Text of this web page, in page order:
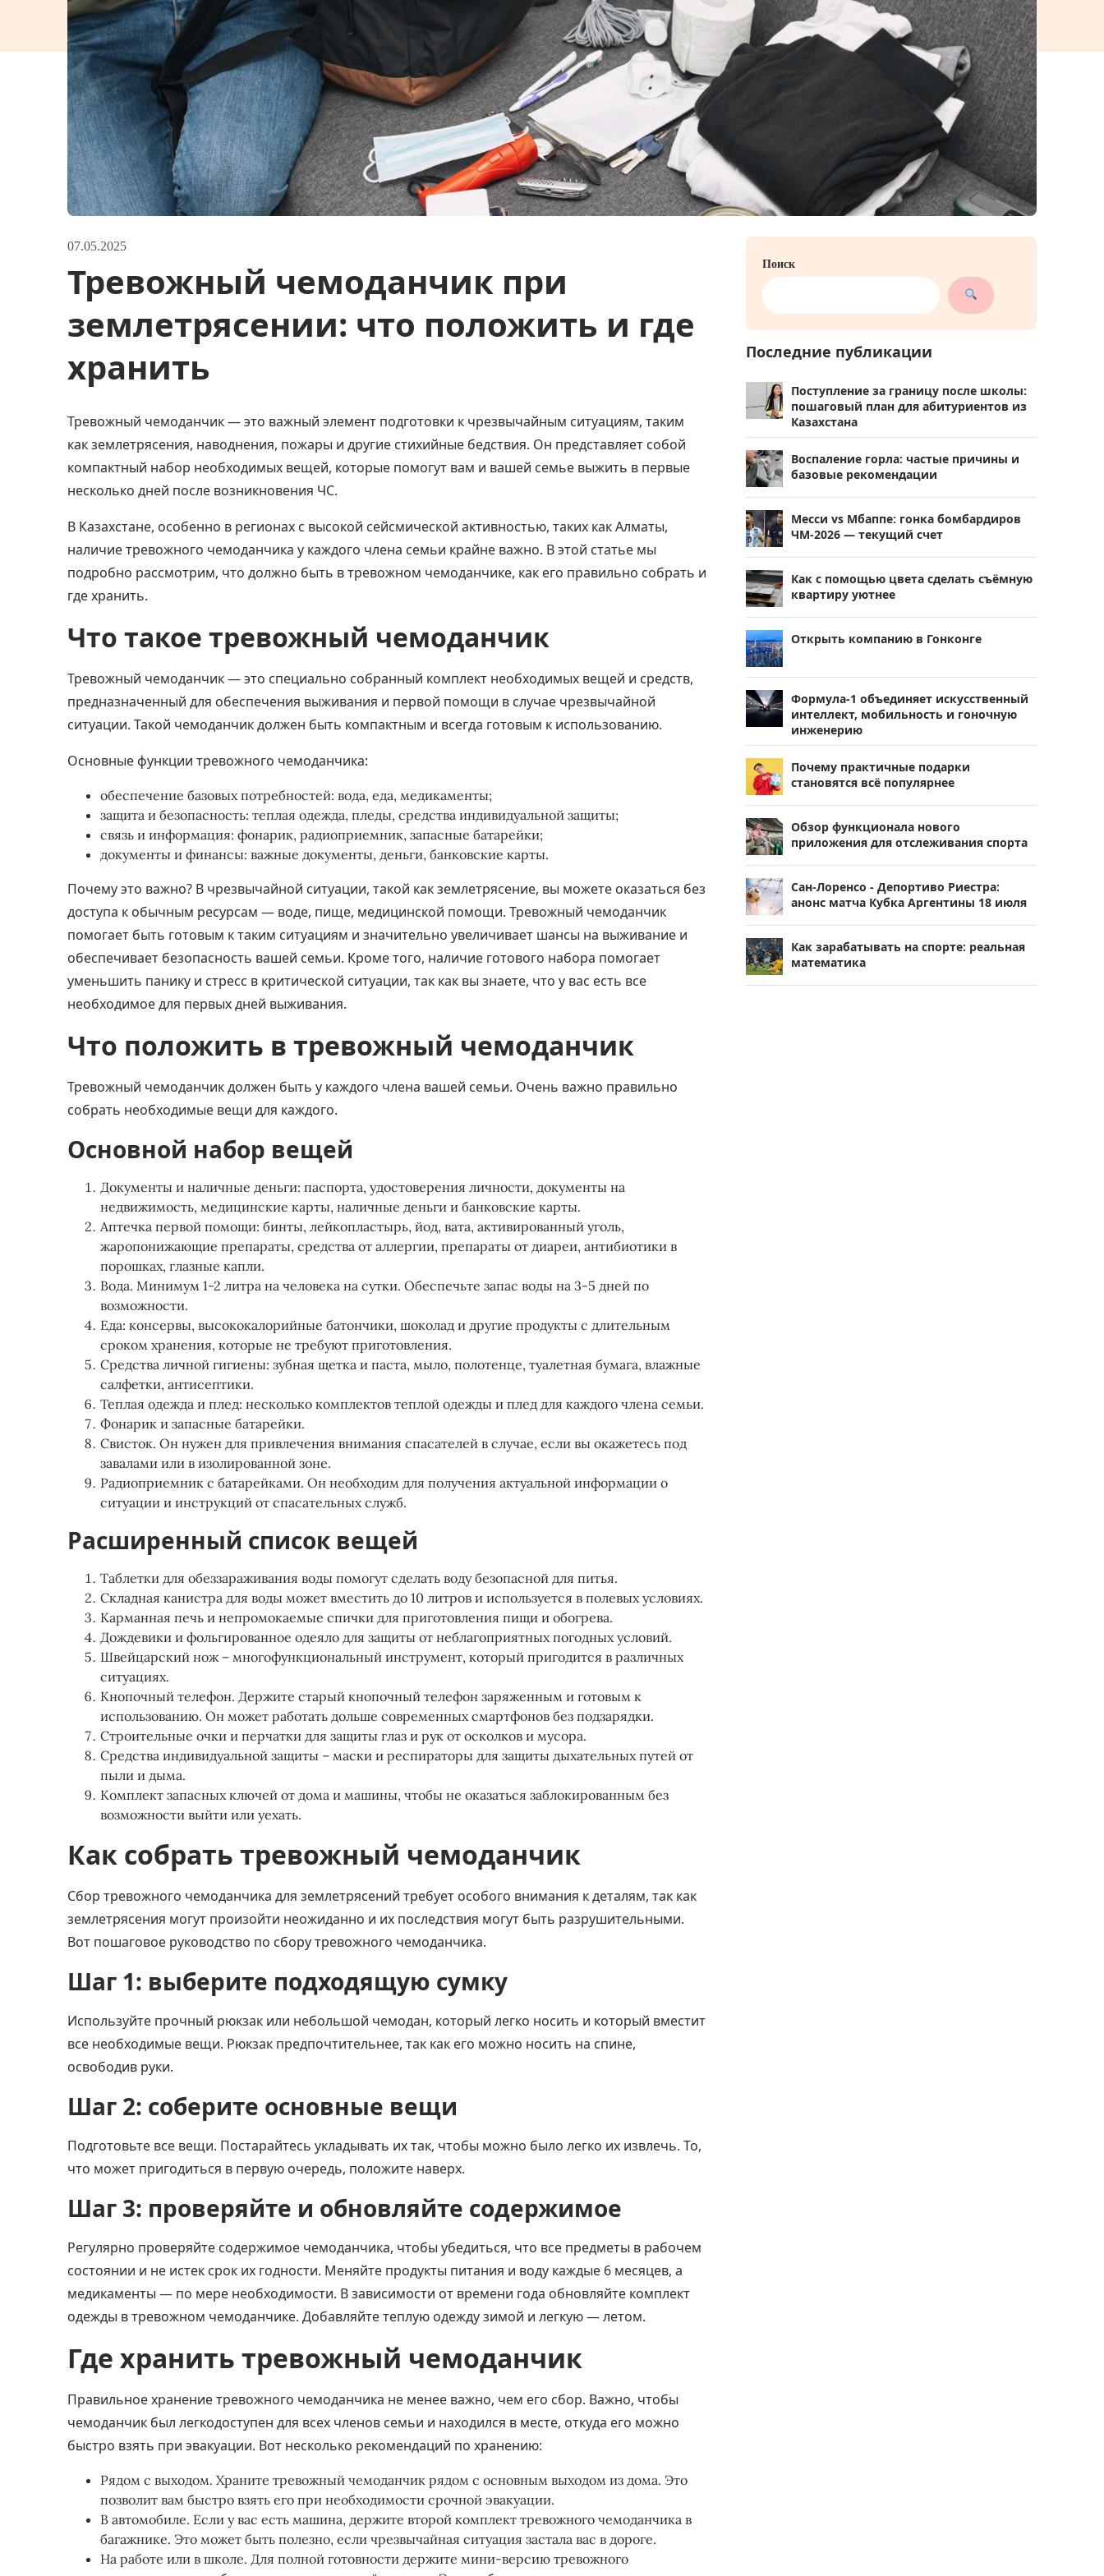
07.05.2025
Тревожный чемоданчик при
землетрясении: что положить и где
хранить
Тревожный чемоданчик — это важный элемент подготовки к чрезвычайным ситуациям, таким
как землетрясения, наводнения, пожары и другие стихийные бедствия. Он представляет собой
компактный набор необходимых вещей, которые помогут вам и вашей семье выжить в первые
несколько дней после возникновения ЧС.
В Казахстане, особенно в регионах с высокой сейсмической активностью, таких как Алматы,
наличие тревожного чемоданчика у каждого члена семьи крайне важно. В этой статье мы
подробно рассмотрим, что должно быть в тревожном чемоданчике, как его правильно собрать и
где хранить.
Что такое тревожный чемоданчик
Тревожный чемоданчик — это специально собранный комплект необходимых вещей и средств,
предназначенный для обеспечения выживания и первой помощи в случае чрезвычайной
ситуации. Такой чемоданчик должен быть компактным и всегда готовым к использованию.
Основные функции тревожного чемоданчика:
обеспечение базовых потребностей: вода, еда, медикаменты;
защита и безопасность: теплая одежда, пледы, средства индивидуальной защиты;
связь и информация: фонарик, радиоприемник, запасные батарейки;
документы и финансы: важные документы, деньги, банковские карты.
Почему это важно? В чрезвычайной ситуации, такой как землетрясение, вы можете оказаться без
доступа к обычным ресурсам — воде, пище, медицинской помощи. Тревожный чемоданчик
помогает быть готовым к таким ситуациям и значительно увеличивает шансы на выживание и
обеспечивает безопасность вашей семьи. Кроме того, наличие готового набора помогает
уменьшить панику и стресс в критической ситуации, так как вы знаете, что у вас есть все
необходимое для первых дней выживания.
Что положить в тревожный чемоданчик
Тревожный чемоданчик должен быть у каждого члена вашей семьи. Очень важно правильно
собрать необходимые вещи для каждого.
Основной набор вещей
Документы и наличные деньги: паспорта, удостоверения личности, документы на
недвижимость, медицинские карты, наличные деньги и банковские карты​​​​.
Аптечка первой помощи: бинты, лейкопластырь, йод, вата, активированный уголь,
жаропонижающие препараты, средства от аллергии, препараты от диареи, антибиотики в
порошках, глазные капли​​​​.
Вода. Минимум 1-2 литра на человека на сутки. Обеспечьте запас воды на 3-5 дней по
возможности​​​​.
Еда: консервы, высококалорийные батончики, шоколад и другие продукты с длительным
сроком хранения, которые не требуют приготовления​​.
Средства личной гигиены: зубная щетка и паста, мыло, полотенце, туалетная бумага, влажные
салфетки, антисептики​​.
Теплая одежда и плед: несколько комплектов теплой одежды и плед для каждого члена семьи​​.
Фонарик и запасные батарейки​​​​.
Свисток. Он нужен для привлечения внимания спасателей в случае, если вы окажетесь под
завалами или в изолированной зоне​​​​.
Радиоприемник с батарейками. Он необходим для получения актуальной информации о
ситуации и инструкций от спасательных служб​​.
Расширенный список вещей
Таблетки для обеззараживания воды помогут сделать воду безопасной для питья.
Складная канистра для воды может вместить до 10 литров и используется в полевых условиях​​.
Карманная печь и непромокаемые спички для приготовления пищи и обогрева.
Дождевики и фольгированное одеяло для защиты от неблагоприятных погодных условий.
Швейцарский нож – многофункциональный инструмент, который пригодится в различных
ситуациях​​​​.
Кнопочный телефон. Держите старый кнопочный телефон заряженным и готовым к
использованию. Он может работать дольше современных смартфонов без подзарядки.
Строительные очки и перчатки для защиты глаз и рук от осколков и мусора.
Средства индивидуальной защиты – маски и респираторы для защиты дыхательных путей от
пыли и дыма.
Комплект запасных ключей от дома и машины, чтобы не оказаться заблокированным без
возможности выйти или уехать​​​​.
Как собрать тревожный чемоданчик
Сбор тревожного чемоданчика для землетрясений требует особого внимания к деталям, так как
землетрясения могут произойти неожиданно и их последствия могут быть разрушительными.
Вот пошаговое руководство по сбору тревожного чемоданчика.
Шаг 1: выберите подходящую сумку
Используйте прочный рюкзак или небольшой чемодан, который легко носить и который вместит
все необходимые вещи. Рюкзак предпочтительнее, так как его можно носить на спине,
освободив руки.
Шаг 2: соберите основные вещи
Подготовьте все вещи. Постарайтесь укладывать их так, чтобы можно было легко их извлечь. То,
что может пригодиться в первую очередь, положите наверх.
Шаг 3: проверяйте и обновляйте содержимое
Регулярно проверяйте содержимое чемоданчика, чтобы убедиться, что все предметы в рабочем
состоянии и не истек срок их годности. Меняйте продукты питания и воду каждые 6 месяцев, а
медикаменты — по мере необходимости. В зависимости от времени года обновляйте комплект
одежды в тревожном чемоданчике. Добавляйте теплую одежду зимой и легкую — летом.
Где хранить тревожный чемоданчик
Правильное хранение тревожного чемоданчика не менее важно, чем его сбор. Важно, чтобы
чемоданчик был легкодоступен для всех членов семьи и находился в месте, откуда его можно
быстро взять при эвакуации. Вот несколько рекомендаций по хранению:
Рядом с выходом. Храните тревожный чемоданчик рядом с основным выходом из дома. Это
позволит вам быстро взять его при необходимости срочной эвакуации​​​​.
В автомобиле. Если у вас есть машина, держите второй комплект тревожного чемоданчика в
багажнике. Это может быть полезно, если чрезвычайная ситуация застала вас в дороге.
На работе или в школе. Для полной готовности держите мини-версию тревожного
Поиск
Последние публикации
Поступление за границу после школы:
пошаговый план для абитуриентов из
Казахстана
Воспаление горла: частые причины и
базовые рекомендации
Месси vs Мбаппе: гонка бомбардиров
ЧМ-2026 — текущий счет
Как с помощью цвета сделать съёмную
квартиру уютнее
Открыть компанию в Гонконге
Формула-1 объединяет искусственный
интеллект, мобильность и гоночную
инженерию
Почему практичные подарки
становятся всё популярнее
Обзор функционала нового
приложения для отслеживания спорта
Сан-Лоренсо - Депортиво Риестра:
анонс матча Кубка Аргентины 18 июля
Как зарабатывать на спорте: реальная
математика